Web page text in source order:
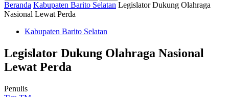
Beranda Kabupaten Barito Selatan Legislator Dukung Olahraga
Nasional Lewat Perda
Kabupaten Barito Selatan
Legislator Dukung Olahraga Nasional
Lewat Perda
Penulis